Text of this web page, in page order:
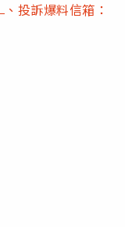
、投訴爆料信箱：